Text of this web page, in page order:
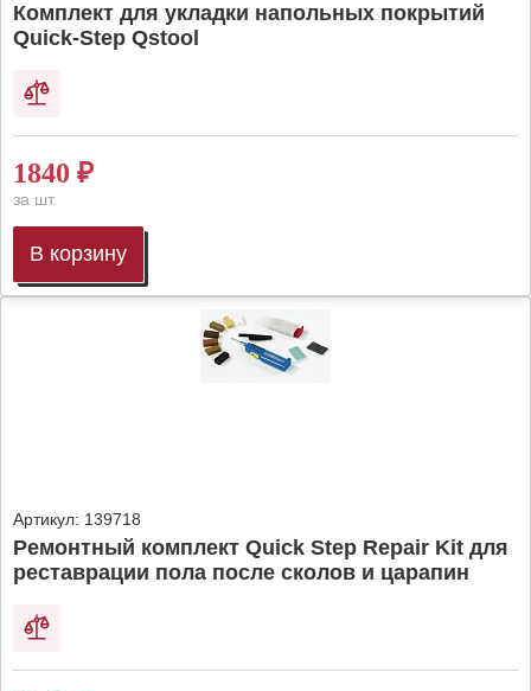
Комплект для укладки напольных покрытий
Quick-Step Qstool
1840 ₽
за шт.
В корзину
Артикул: 139718
Ремонтный комплект Quick Step Repair Kit для
реставрации пола после сколов и царапин